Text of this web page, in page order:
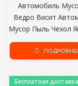
Автомобиль
Ведро Висит
Мусор Пыль Чехол
Хранения
Квадратный
Аксессуары
Бесплатная